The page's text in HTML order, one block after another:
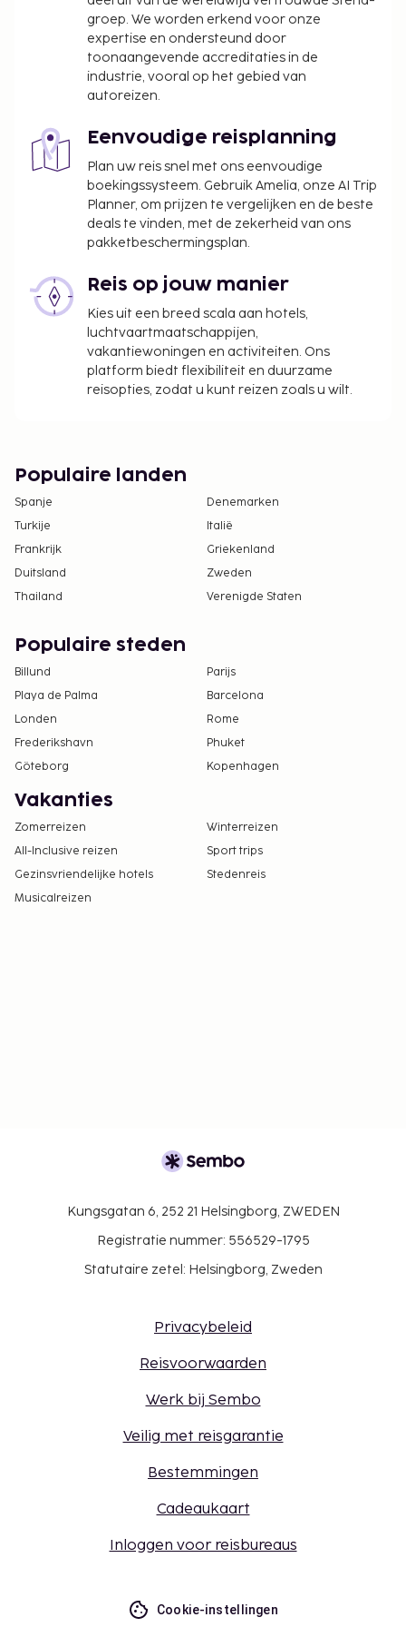
van toepassing op kinderen die jonger zijn dan
14 jaar.
We hebben alle kosten vermeld die de
accommodatie aan ons heeft doorgegeven.
groep. We worden erkend voor onze
expertise en ondersteund door
toonaangevende accreditaties in de
industrie, vooral op het gebied van
autoreizen.
Eenvoudige reisplanning
Plan uw reis snel met ons eenvoudige
boekingssysteem. Gebruik Amelia, onze AI Trip
Planner, om prijzen te vergelijken en de beste
deals te vinden, met de zekerheid van ons
pakketbeschermingsplan.
Reis op jouw manier
Kies uit een breed scala aan hotels,
luchtvaartmaatschappijen,
vakantiewoningen en activiteiten. Ons
platform biedt flexibiliteit en duurzame
reisopties, zodat u kunt reizen zoals u wilt.
Populaire landen
Spanje
Denemarken
Turkije
Italië
Frankrijk
Griekenland
Duitsland
Zweden
Thailand
Verenigde Staten
Populaire steden
Billund
Parijs
Playa de Palma
Barcelona
Londen
Rome
Frederikshavn
Phuket
Göteborg
Kopenhagen
Vakanties
Zomerreizen
Winterreizen
All-Inclusive reizen
Sport trips
Gezinsvriendelijke hotels
Stedenreis
Musicalreizen
Kungsgatan 6, 252 21 Helsingborg, ZWEDEN
Registratie nummer: 556529-1795
Statutaire zetel: Helsingborg, Zweden
Privacybeleid
Reisvoorwaarden
Werk bij Sembo
Veilig met reisgarantie
Bestemmingen
Cadeaukaart
Inloggen voor reisbureaus
Cookie-instellingen